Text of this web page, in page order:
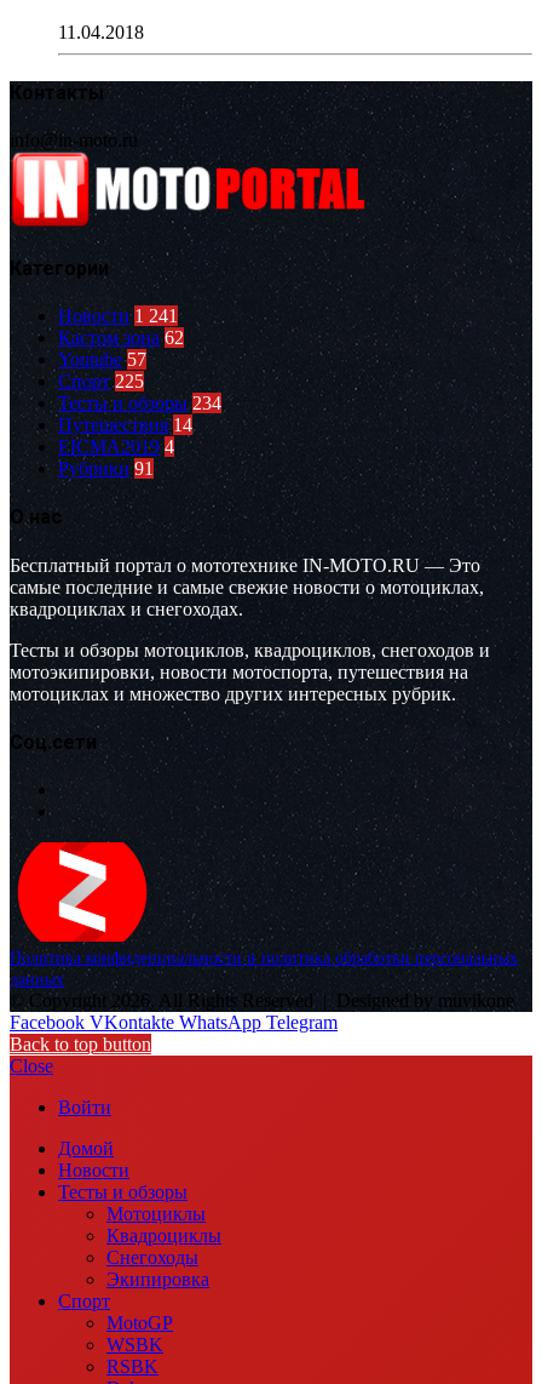
11.04.2018
Контакты
info@in-moto.ru
Категории
Новости 1 241
Кастом зона 62
Youtube 57
Спорт 225
Тесты и обзоры 234
Путешествия 14
EICMA2019 4
Рубрики 91
О нас
Бесплатный портал о мототехнике IN-MOTO.RU — Это
самые последние и самые свежие новости о мотоциклах,
квадроциклах и снегоходах.
Тесты и обзоры мотоциклов, квадроциклов, снегоходов и
мотоэкипировки, новости мотоспорта, путешествия на
мотоциклах и множество других интересных рубрик.
Соц.сети
Политика конфиденциальности и политика обработки персональных
данных
© Copyright 2026, All Rights Reserved |
Designed by muvikone
Facebook VKontakte WhatsApp Telegram
Back to top button
Close
Войти
Домой
Новости
Тесты и обзоры
Мотоциклы
Квадроциклы
Снегоходы
Экипировка
Спорт
MotoGP
WSBK
RSBK